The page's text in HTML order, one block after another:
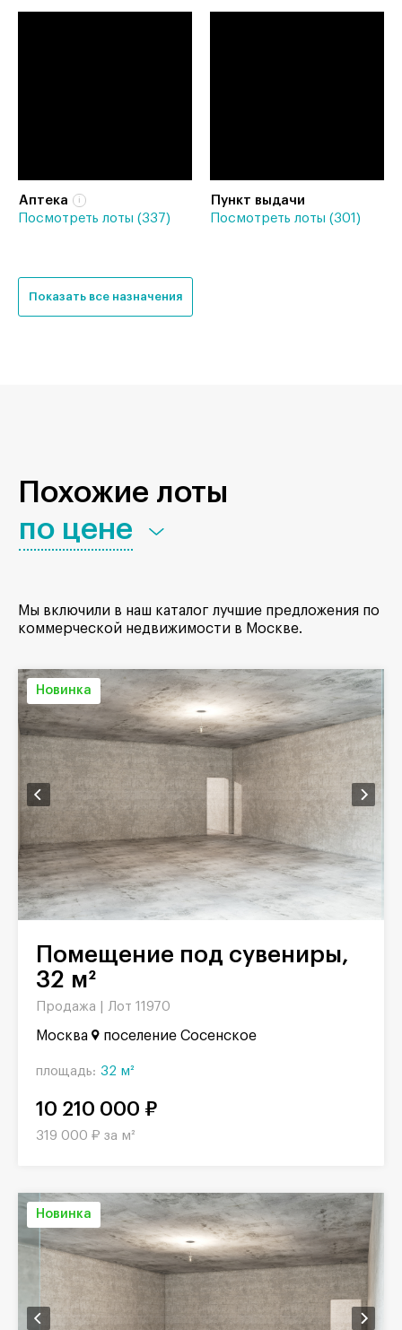
Аптека
Посмотреть лоты (337)
Пункт выдачи
Посмотреть лоты (301)
Показать все назначения
Похожие лоты
по цене
Мы включили в наш каталог лучшие предложения по
коммерческой недвижимости в Москве.
Новинка
Помещение под сувениры,
32 м²
Продажа | Лот 11970
Москва поселение Сосенское
площадь: 32 м²
10 210 000 ₽
319 000 ₽ за м²
Новинка